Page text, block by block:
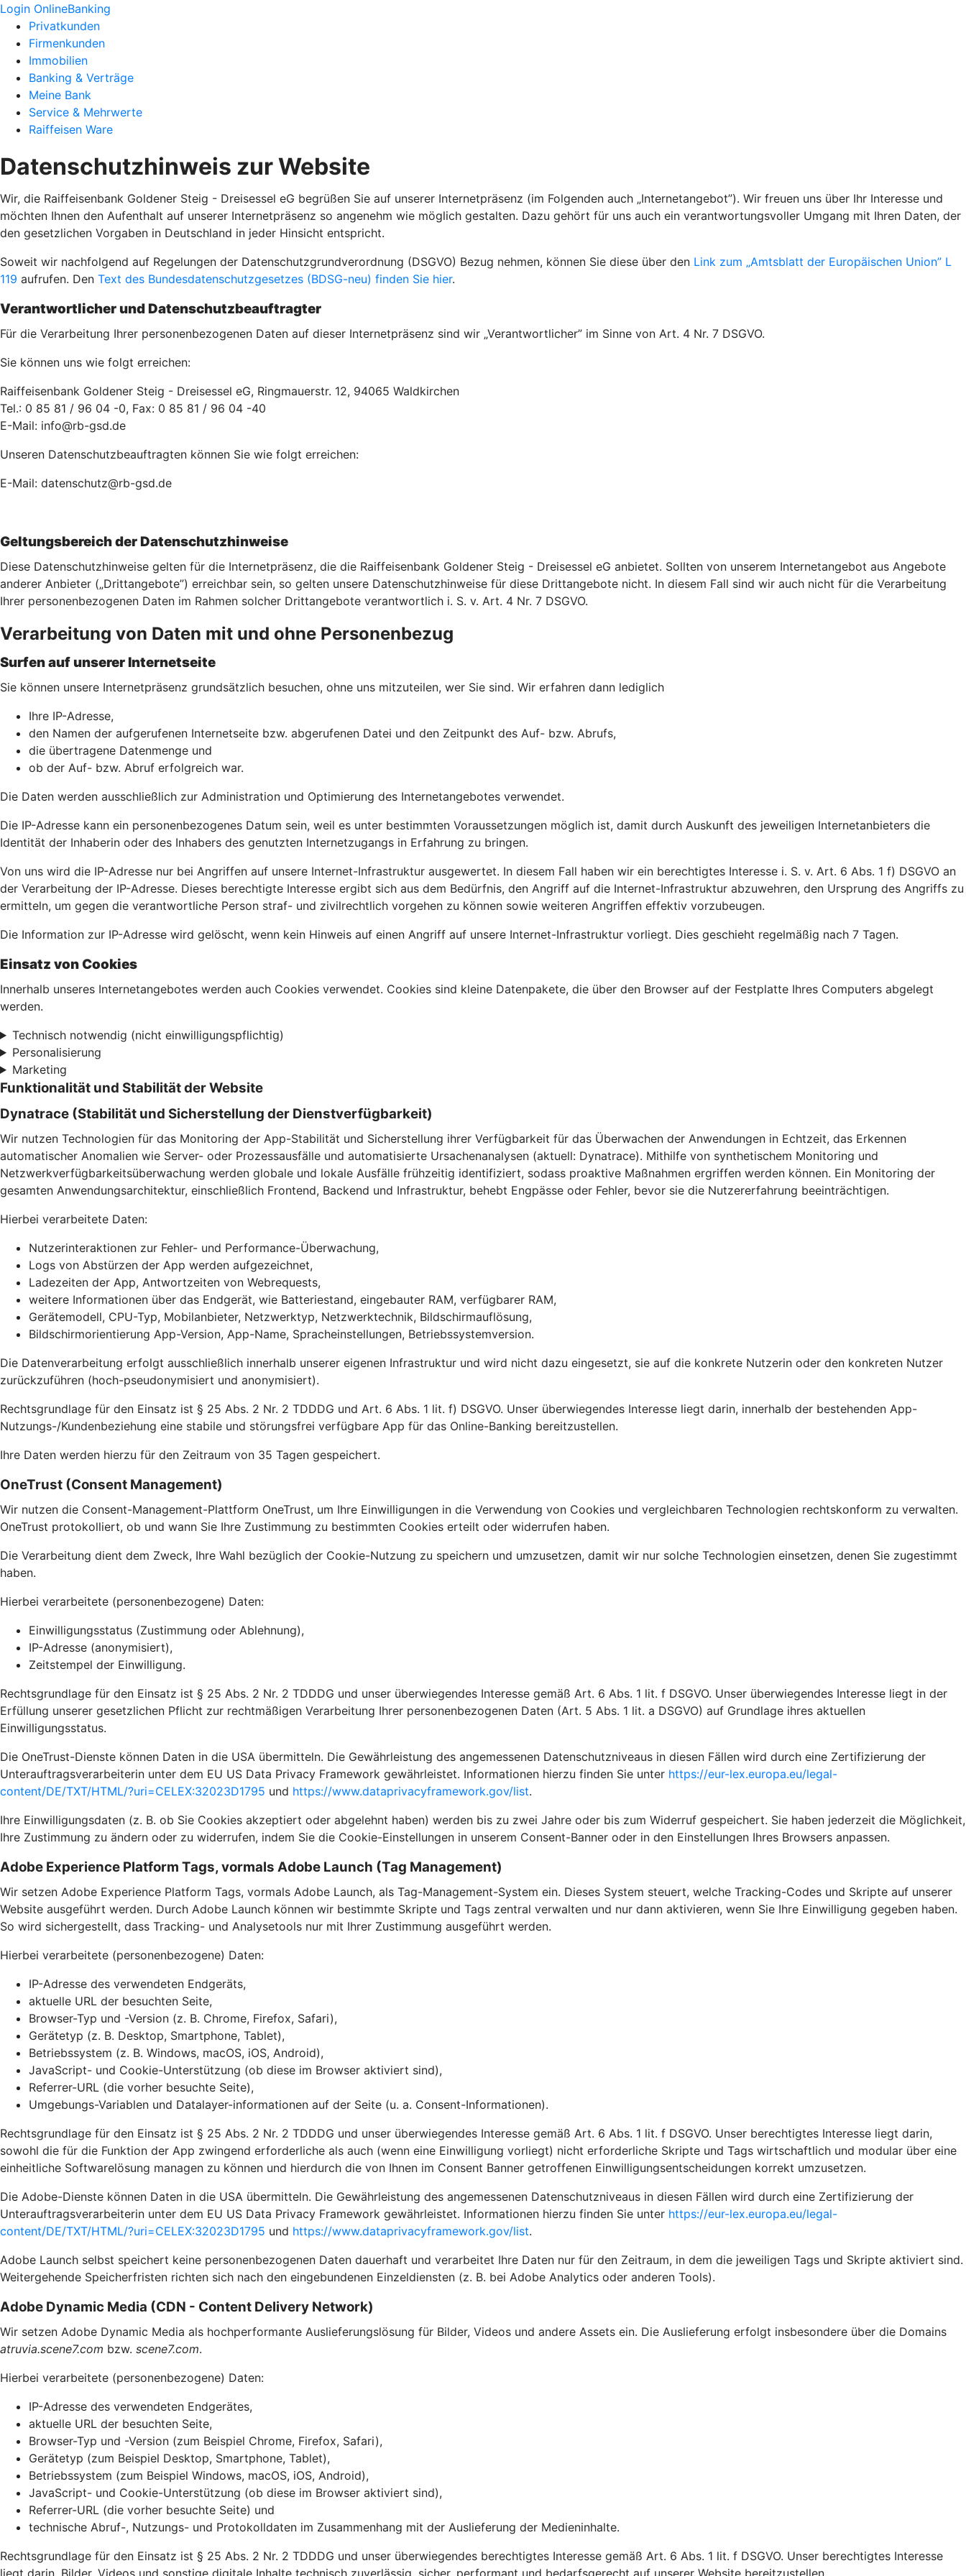
Login OnlineBanking
Privatkunden
Firmenkunden
Immobilien
Banking & Verträge
Meine Bank
Service & Mehrwerte
Raiffeisen Ware
Datenschutzhinweis zur Website
Wir, die Raiffeisenbank Goldener Steig - Dreisessel eG begrüßen Sie auf unserer Internetpräsenz (im Folgenden auch „Internetangebot”). Wir freuen uns über Ihr Interesse und
möchten Ihnen den Aufenthalt auf unserer Internetpräsenz so angenehm wie möglich gestalten. Dazu gehört für uns auch ein verantwortungsvoller Umgang mit Ihren Daten, der
den gesetzlichen Vorgaben in Deutschland in jeder Hinsicht entspricht.
Soweit wir nachfolgend auf Regelungen der Datenschutzgrundverordnung (DSGVO) Bezug nehmen, können Sie diese über den Link zum „Amtsblatt der Europäischen Union” L
119 aufrufen. Den Text des Bundesdatenschutzgesetzes (BDSG-neu) finden Sie hier.
Verantwortlicher und Datenschutzbeauftragter
Für die Verarbeitung Ihrer personenbezogenen Daten auf dieser Internetpräsenz sind wir „Verantwortlicher” im Sinne von Art. 4 Nr. 7 DSGVO.
Sie können uns wie folgt erreichen:
Raiffeisenbank Goldener Steig - Dreisessel eG, Ringmauerstr. 12, 94065 Waldkirchen
Tel.: 0 85 81 / 96 04 -0, Fax: 0 85 81 / 96 04 -40
E-Mail: info@rb-gsd.de
Unseren Datenschutzbeauftragten können Sie wie folgt erreichen:
E-Mail: datenschutz@rb-gsd.de
Geltungsbereich der Datenschutzhinweise
Diese Datenschutzhinweise gelten für die Internetpräsenz, die die Raiffeisenbank Goldener Steig - Dreisessel eG anbietet. Sollten von unserem Internetangebot aus Angebote
anderer Anbieter („Drittangebote”) erreichbar sein, so gelten unsere Datenschutzhinweise für diese Drittangebote nicht. In diesem Fall sind wir auch nicht für die Verarbeitung
Ihrer personenbezogenen Daten im Rahmen solcher Drittangebote verantwortlich i. S. v. Art. 4 Nr. 7 DSGVO.
Verarbeitung von Daten mit und ohne Personenbezug
Surfen auf unserer Internetseite
Sie können unsere Internetpräsenz grundsätzlich besuchen, ohne uns mitzuteilen, wer Sie sind. Wir erfahren dann lediglich
Ihre IP-Adresse,
den Namen der aufgerufenen Internetseite bzw. abgerufenen Datei und den Zeitpunkt des Auf- bzw. Abrufs,
die übertragene Datenmenge und
ob der Auf- bzw. Abruf erfolgreich war.
Die Daten werden ausschließlich zur Administration und Optimierung des Internetangebotes verwendet.
Die IP-Adresse kann ein personenbezogenes Datum sein, weil es unter bestimmten Voraussetzungen möglich ist, damit durch Auskunft des jeweiligen Internetanbieters die
Identität der Inhaberin oder des Inhabers des genutzten Internetzugangs in Erfahrung zu bringen.
Von uns wird die IP-Adresse nur bei Angriffen auf unsere Internet-Infrastruktur ausgewertet. In diesem Fall haben wir ein berechtigtes Interesse i. S. v. Art. 6 Abs. 1 f) DSGVO an
der Verarbeitung der IP-Adresse. Dieses berechtigte Interesse ergibt sich aus dem Bedürfnis, den Angriff auf die Internet-Infrastruktur abzuwehren, den Ursprung des Angriffs zu
ermitteln, um gegen die verantwortliche Person straf- und zivilrechtlich vorgehen zu können sowie weiteren Angriffen effektiv vorzubeugen.
Die Information zur IP-Adresse wird gelöscht, wenn kein Hinweis auf einen Angriff auf unsere Internet-Infrastruktur vorliegt. Dies geschieht regelmäßig nach 7 Tagen.
Einsatz von Cookies
Innerhalb unseres Internetangebotes werden auch Cookies verwendet. Cookies sind kleine Datenpakete, die über den Browser auf der Festplatte Ihres Computers abgelegt
werden.
Technisch notwendig (nicht einwilligungspflichtig)
Personalisierung
Marketing
Funktionalität und Stabilität der Website
Dynatrace (Stabilität und Sicherstellung der Dienstverfügbarkeit)
Wir nutzen Technologien für das Monitoring der App-Stabilität und Sicherstellung ihrer Verfügbarkeit für das Überwachen der Anwendungen in Echtzeit, das Erkennen
automatischer Anomalien wie Server- oder Prozessausfälle und automatisierte Ursachenanalysen (aktuell: Dynatrace). Mithilfe von synthetischem Monitoring und
Netzwerkverfügbarkeitsüberwachung werden globale und lokale Ausfälle frühzeitig identifiziert, sodass proaktive Maßnahmen ergriffen werden können. Ein Monitoring der
gesamten Anwendungsarchitektur, einschließlich Frontend, Backend und Infrastruktur, behebt Engpässe oder Fehler, bevor sie die Nutzererfahrung beeinträchtigen.
Hierbei verarbeitete Daten:
Nutzerinteraktionen zur Fehler- und Performance-Überwachung,
Logs von Abstürzen der App werden aufgezeichnet,
Ladezeiten der App, Antwortzeiten von Webrequests,
weitere Informationen über das Endgerät, wie Batteriestand, eingebauter RAM, verfügbarer RAM,
Gerätemodell, CPU-Typ, Mobilanbieter, Netzwerktyp, Netzwerktechnik, Bildschirmauflösung,
Bildschirmorientierung App-Version, App-Name, Spracheinstellungen, Betriebssystemversion.
Die Datenverarbeitung erfolgt ausschließlich innerhalb unserer eigenen Infrastruktur und wird nicht dazu eingesetzt, sie auf die konkrete Nutzerin oder den konkreten Nutzer
zurückzuführen (hoch-pseudonymisiert und anonymisiert).
Rechtsgrundlage für den Einsatz ist § 25 Abs. 2 Nr. 2 TDDDG und Art. 6 Abs. 1 lit. f) DSGVO. Unser überwiegendes Interesse liegt darin, innerhalb der bestehenden App-
Nutzungs-/Kundenbeziehung eine stabile und störungsfrei verfügbare App für das Online-Banking bereitzustellen.
Ihre Daten werden hierzu für den Zeitraum von 35 Tagen gespeichert.
OneTrust (Consent Management)
Wir nutzen die Consent-Management-Plattform OneTrust, um Ihre Einwilligungen in die Verwendung von Cookies und vergleichbaren Technologien rechtskonform zu verwalten.
OneTrust protokolliert, ob und wann Sie Ihre Zustimmung zu bestimmten Cookies erteilt oder widerrufen haben.
Die Verarbeitung dient dem Zweck, Ihre Wahl bezüglich der Cookie-Nutzung zu speichern und umzusetzen, damit wir nur solche Technologien einsetzen, denen Sie zugestimmt
haben.
Hierbei verarbeitete (personenbezogene) Daten:
Einwilligungsstatus (Zustimmung oder Ablehnung),
IP-Adresse (anonymisiert),
Zeitstempel der Einwilligung.
Rechtsgrundlage für den Einsatz ist § 25 Abs. 2 Nr. 2 TDDDG und unser überwiegendes Interesse gemäß Art. 6 Abs. 1 lit. f DSGVO. Unser überwiegendes Interesse liegt in der
Erfüllung unserer gesetzlichen Pflicht zur rechtmäßigen Verarbeitung Ihrer personenbezogenen Daten (Art. 5 Abs. 1 lit. a DSGVO) auf Grundlage ihres aktuellen
Einwilligungsstatus.
Die OneTrust-Dienste können Daten in die USA übermitteln. Die Gewährleistung des angemessenen Datenschutzniveaus in diesen Fällen wird durch eine Zertifizierung der
Unterauftragsverarbeiterin unter dem EU US Data Privacy Framework gewährleistet. Informationen hierzu finden Sie unter https://eur-lex.europa.eu/legal-
content/DE/TXT/HTML/?uri=CELEX:32023D1795 und https://www.dataprivacyframework.gov/list.
Ihre Einwilligungsdaten (z. B. ob Sie Cookies akzeptiert oder abgelehnt haben) werden bis zu zwei Jahre oder bis zum Widerruf gespeichert. Sie haben jederzeit die Möglichkeit,
Ihre Zustimmung zu ändern oder zu widerrufen, indem Sie die Cookie-Einstellungen in unserem Consent-Banner oder in den Einstellungen Ihres Browsers anpassen.
Adobe Experience Platform Tags, vormals Adobe Launch (Tag Management)
Wir setzen Adobe Experience Platform Tags, vormals Adobe Launch, als Tag-Management-System ein. Dieses System steuert, welche Tracking-Codes und Skripte auf unserer
Website ausgeführt werden. Durch Adobe Launch können wir bestimmte Skripte und Tags zentral verwalten und nur dann aktivieren, wenn Sie Ihre Einwilligung gegeben haben.
So wird sichergestellt, dass Tracking- und Analysetools nur mit Ihrer Zustimmung ausgeführt werden.
Hierbei verarbeitete (personenbezogene) Daten:
IP-Adresse des verwendeten Endgeräts,
aktuelle URL der besuchten Seite,
Browser-Typ und -Version (z. B. Chrome, Firefox, Safari),
Gerätetyp (z. B. Desktop, Smartphone, Tablet),
Betriebssystem (z. B. Windows, macOS, iOS, Android),
JavaScript- und Cookie-Unterstützung (ob diese im Browser aktiviert sind),
Referrer-URL (die vorher besuchte Seite),
Umgebungs-Variablen und Datalayer-informationen auf der Seite (u. a. Consent-Informationen).
Rechtsgrundlage für den Einsatz ist § 25 Abs. 2 Nr. 2 TDDDG und unser überwiegendes Interesse gemäß Art. 6 Abs. 1 lit. f DSGVO. Unser berechtigtes Interesse liegt darin,
sowohl die für die Funktion der App zwingend erforderliche als auch (wenn eine Einwilligung vorliegt) nicht erforderliche Skripte und Tags wirtschaftlich und modular über eine
einheitliche Softwarelösung managen zu können und hierdurch die von Ihnen im Consent Banner getroffenen Einwilligungsentscheidungen korrekt umzusetzen.
Die Adobe-Dienste können Daten in die USA übermitteln. Die Gewährleistung des angemessenen Datenschutzniveaus in diesen Fällen wird durch eine Zertifizierung der
Unterauftragsverarbeiterin unter dem EU US Data Privacy Framework gewährleistet. Informationen hierzu finden Sie unter https://eur-lex.europa.eu/legal-
content/DE/TXT/HTML/?uri=CELEX:32023D1795 und https://www.dataprivacyframework.gov/list.
Adobe Launch selbst speichert keine personenbezogenen Daten dauerhaft und verarbeitet Ihre Daten nur für den Zeitraum, in dem die jeweiligen Tags und Skripte aktiviert sind.
Weitergehende Speicherfristen richten sich nach den eingebundenen Einzeldiensten (z. B. bei Adobe Analytics oder anderen Tools).
Adobe Dynamic Media (CDN - Content Delivery Network)
Wir setzen Adobe Dynamic Media als hochperformante Auslieferungslösung für Bilder, Videos und andere Assets ein. Die Auslieferung erfolgt insbesondere über die Domains
atruvia.scene7.com bzw. scene7.com.
Hierbei verarbeitete (personenbezogene) Daten:
IP-Adresse des verwendeten Endgerätes,
aktuelle URL der besuchten Seite,
Browser-Typ und -Version (zum Beispiel Chrome, Firefox, Safari),
Gerätetyp (zum Beispiel Desktop, Smartphone, Tablet),
Betriebssystem (zum Beispiel Windows, macOS, iOS, Android),
JavaScript- und Cookie-Unterstützung (ob diese im Browser aktiviert sind),
Referrer-URL (die vorher besuchte Seite) und
technische Abruf-, Nutzungs- und Protokolldaten im Zusammenhang mit der Auslieferung der Medieninhalte.
Rechtsgrundlage für den Einsatz ist § 25 Abs. 2 Nr. 2 TDDDG und unser überwiegendes berechtigtes Interesse gemäß Art. 6 Abs. 1 lit. f DSGVO. Unser berechtigtes Interesse
liegt darin, Bilder, Videos und sonstige digitale Inhalte technisch zuverlässig, sicher, performant und bedarfsgerecht auf unserer Website bereitzustellen.